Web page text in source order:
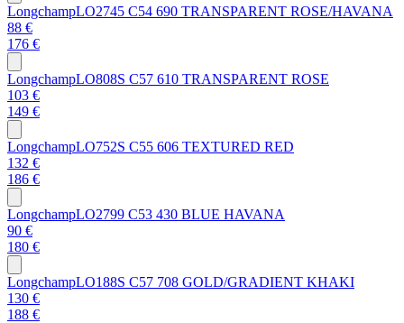
LongchampLO2745 C54 690 TRANSPARENT ROSE/HAVANA
88 €
176 €
LongchampLO808S C57 610 TRANSPARENT ROSE
103 €
149 €
LongchampLO752S C55 606 TEXTURED RED
132 €
186 €
LongchampLO2799 C53 430 BLUE HAVANA
90 €
180 €
LongchampLO188S C57 708 GOLD/GRADIENT KHAKI
130 €
188 €